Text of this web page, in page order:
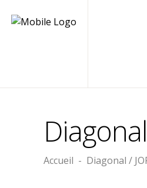
Accueil - Diagonal /